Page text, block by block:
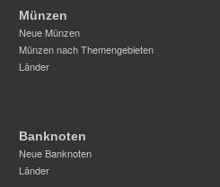
Münzen
Neue Münzen
Münzen nach Themengebieten
Länder
Banknoten
Neue Banknoten
Länder